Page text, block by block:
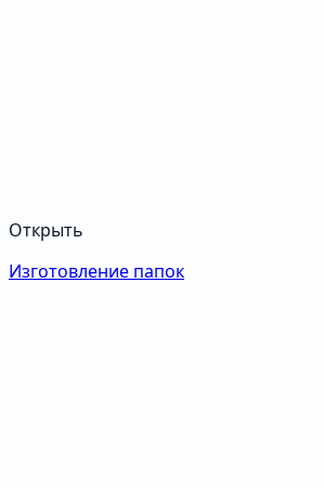
Открыть
Изготовление папок